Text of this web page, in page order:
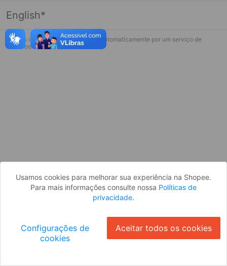
Página indisponível
Desculpe, algo deu errado. Faça login
English*
* Esses idiomas serão traduzidos automaticamente por um serviço de
terceiros.
Usamos cookies para melhorar sua experiência na Shopee.
Para mais informações consulte nossa Políticas de
privacidade.
Configurações de
cookies
Aceitar todos os cookies